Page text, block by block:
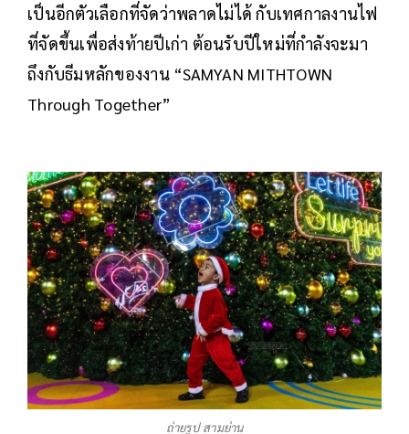
เป็นอีกตัวเลือกที่จัดว่าพลาดไม่ได้ กับเทศกาลงานไฟ
ที่จัดขึ้นเพื่อส่งท้ายปีเก่า ต้อนรับปีใหม่ที่กำลังจะมา
ถึงกับธีมหลักของงาน “SAMYAN MITHTOWN
Through Together”
ถ่ายรูป สามย่าน